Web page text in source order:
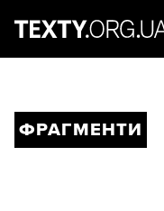
ФРАГМЕНТИ